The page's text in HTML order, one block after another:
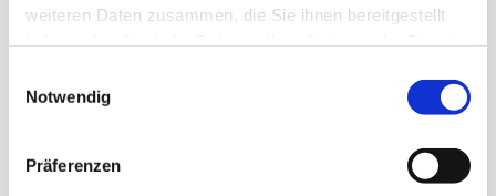
weiteren Daten zusammen, die Sie ihnen bereitgestellt
Notwendig
Präferenzen